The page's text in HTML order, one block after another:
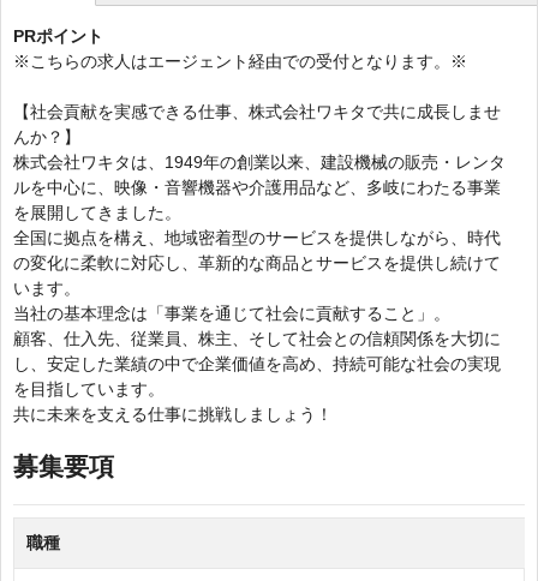
ク
テ
な
タ
ブ)
PRポイント
※こちらの求人はエージェント経由での受付となります。※
【社会貢献を実感できる仕事、株式会社ワキタで共に成長しませ
んか？】
株式会社ワキタは、1949年の創業以来、建設機械の販売・レンタ
ルを中心に、映像・音響機器や介護用品など、多岐にわたる事業
を展開してきました。
全国に拠点を構え、地域密着型のサービスを提供しながら、時代
の変化に柔軟に対応し、革新的な商品とサービスを提供し続けて
います。
当社の基本理念は「事業を通じて社会に貢献すること」。
顧客、仕入先、従業員、株主、そして社会との信頼関係を大切に
し、安定した業績の中で企業価値を高め、持続可能な社会の実現
を目指しています。
共に未来を支える仕事に挑戦しましょう！
募集要項
職種